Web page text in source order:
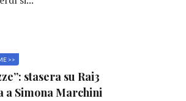
>>
stasera su Rai3
a Simona Marchini